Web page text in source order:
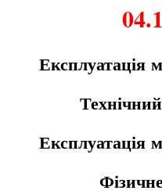
Експлуатація м
Експлуатація м